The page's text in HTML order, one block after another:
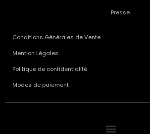
Presse
Conditions Générales de Vente
Mention Légales
Politique de confidentialité
Modes de paiement